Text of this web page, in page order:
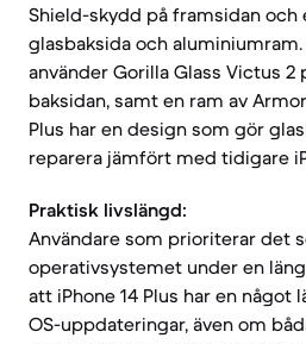
Shield-skydd på framsidan och
glasbaksida och aluminiumram.
använder Gorilla Glass Victus
baksidan, samt en ram av
Plus har en design som gör
reparera jämfört med tidigare
Praktisk livslängd:
Användare som prioriterar det
operativsystemet under en
att iPhone 14 Plus har en något
OS-uppdateringar, även om